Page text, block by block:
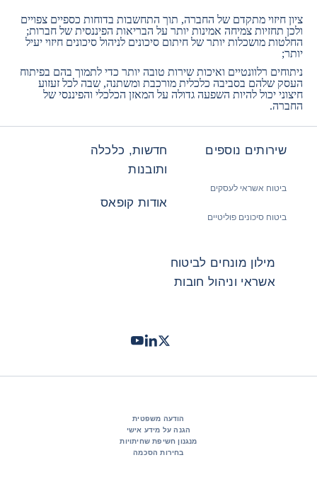
ציון חיזוי מתקדם של החברה, תוך התחשבות בדוחות כספיים צפויים
ולכן תחזיות צמיחה אמינות יותר על הבריאות הפיננסית של חברות;
החלטות מושכלות יותר של חיתום סיכונים לניהול סיכונים חיזוי יעיל
יותר;
ניתוחים רלוונטיים ואיכות שירות טובה יותר כדי לתמוך בהם בפיתוח
העסק שלהם בסביבה כלכלית מורכבת ומשתנה, שבה לכל זעזוע
חיצוני יכול להיות השפעה גדולה על המאזן הכלכלי והפיננסי של
החברה.
שירותים נוספים
ביטוח אשראי לעסקים
ביטוח סיכונים פוליטיים
חדשות, כלכלה
ותובנות
אודות קופאס
מילון מונחים לביטוח
אשראי וניהול חובות
Twitter - קופאסLinkedIn
Youtube
הודעה משפטית
הגנה על מידע אישי
מנגנון חשיפת שחיתויות
בחירות הסכמה